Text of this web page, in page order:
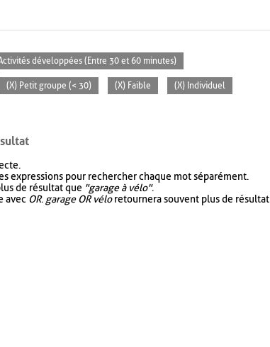
développées (Entre 30 et 60 minutes)
(X) Petit groupe (< 30) (X) Faible (X) Individuel
expressions pour rechercher chaque mot séparément.
de résultat que "garage à vélo".
avec OR. garage OR véloretournera souvent plus de résultat